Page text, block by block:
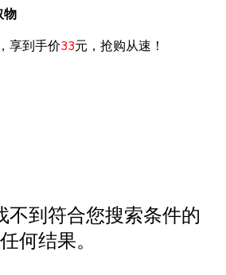
物
享到手价33元，抢购从速！
不到符合您搜索条件的
任何结果。